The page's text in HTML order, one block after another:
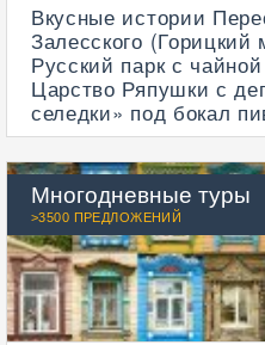
Вкусные истории
Залесского
Русский парк с
Царство Ряпушки с
селедки» под бокал
Многодневные туры
>3500 ПРЕДЛОЖЕНИЙ